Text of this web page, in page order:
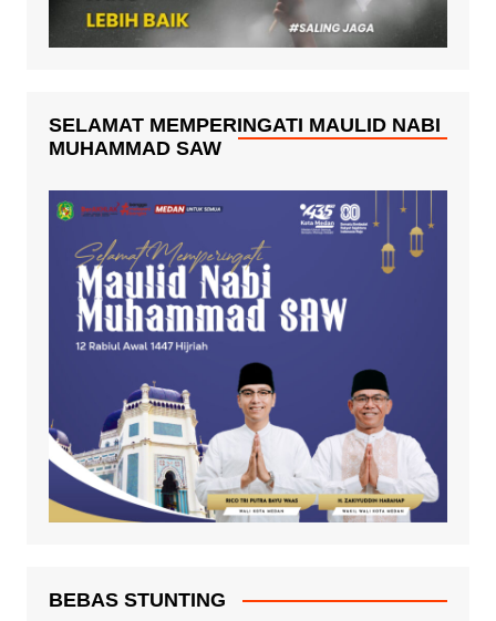
SELAMAT MEMPERINGATI MAULID NABI
MUHAMMAD SAW
BEBAS STUNTING